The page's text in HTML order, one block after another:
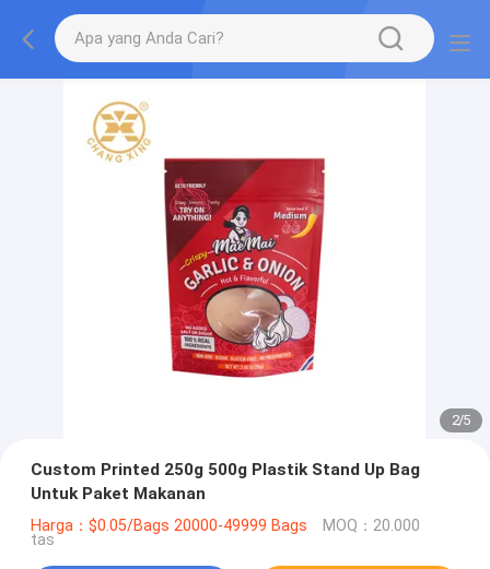
2/5
Custom Printed 250g 500g Plastik Stand Up Bag
Untuk Paket Makanan
Harga：$0.05/Bags 20000-49999 Bags MOQ：20.000
tas